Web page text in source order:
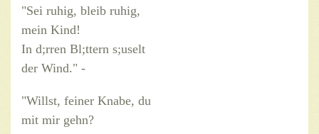
"Sei ruhig, bleib ruhig,
mein Kind!
In d;rren Bl;ttern s;uselt
der Wind." -
"Willst, feiner Knabe, du
mit mir gehn?